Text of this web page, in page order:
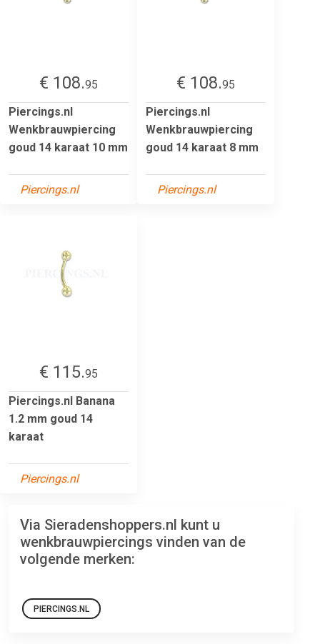
€ 108.95
Piercings.nl
Wenkbrauwpiercing
goud 14 karaat 10 mm
Piercings.nl
€ 108.95
Piercings.nl
Wenkbrauwpiercing
goud 14 karaat 8 mm
Piercings.nl
€ 115.95
Piercings.nl Banana
1.2 mm goud 14
karaat
Piercings.nl
Via Sieradenshoppers.nl kunt u
wenkbrauwpiercings vinden van de
volgende merken:
PIERCINGS.NL